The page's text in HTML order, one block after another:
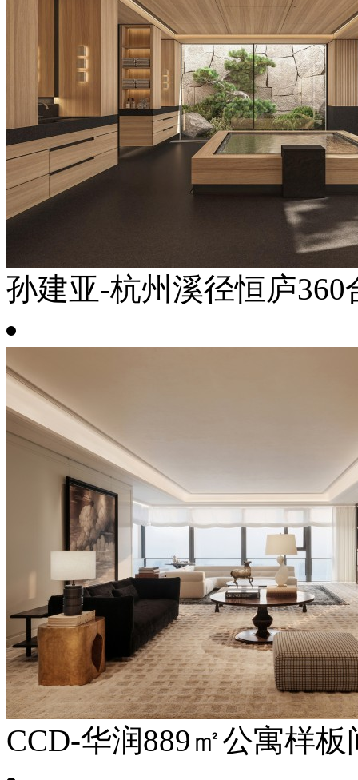
孙建亚-杭州溪径恒庐360
CCD-华润889㎡公寓样板